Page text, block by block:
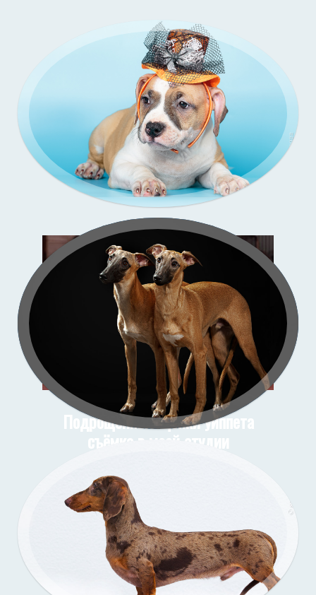
Подрощенные щенки уиппета
съёмка в моей студии
Подрощенный щенок таксы
Съёмка у меня (улица)